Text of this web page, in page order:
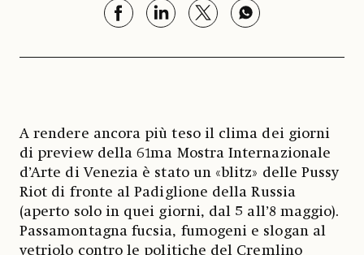
A rendere ancora più teso il clima dei giorni
di preview della 61ma Mostra Internazionale
d’Arte di Venezia è stato un «blitz» delle Pussy
Riot di fronte al Padiglione della Russia
(aperto solo in quei giorni, dal 5 all’8 maggio).
Passamontagna fucsia, fumogeni e slogan al
vetriolo contro le politiche del Cremlino